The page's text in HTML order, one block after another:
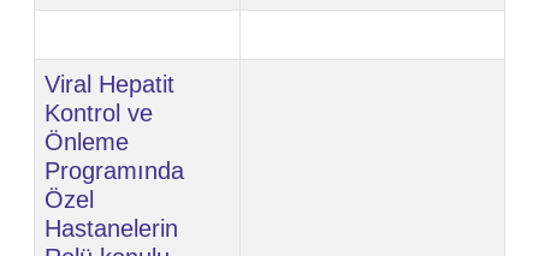
Viral Hepatit
Kontrol ve
Önleme
Programında
Özel
Hastanelerin